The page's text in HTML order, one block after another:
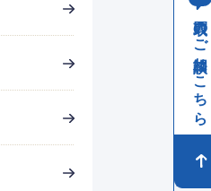
買取のご相談はこちら